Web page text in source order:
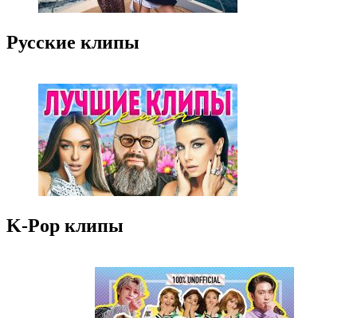
Русские клипы
K-Pop клипы